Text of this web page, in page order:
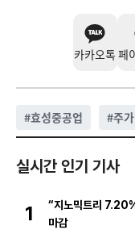
카카오톡 페
#효성중공업 #주가
실시간 인기 기사
1
“지노믹트리
마감